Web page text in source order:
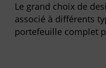
Le grand choix de
associé à différents
portefeuille complet